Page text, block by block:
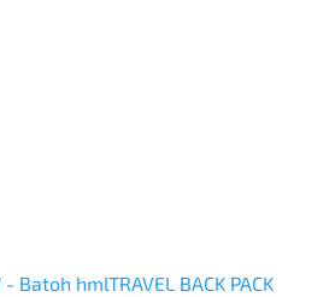
Batoh hmlTRAVEL BACK PACK